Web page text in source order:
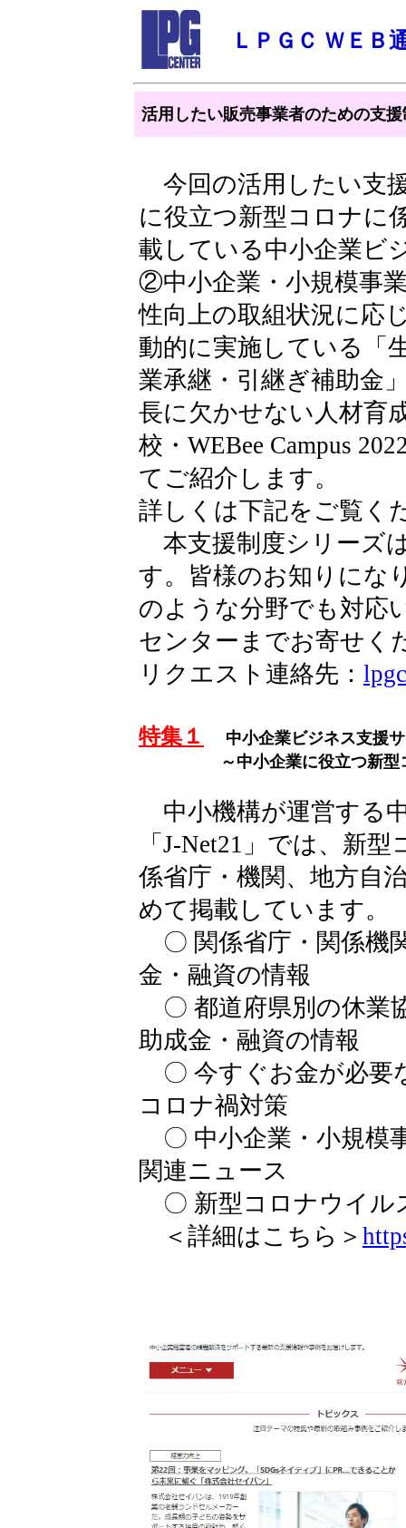
ＬＰＧＣ ＷＥＢ
活用したい販売事業者のための支
今回の活用したい支
に役立つ新型コロナに
載している中小企業ビ
②中小企業・小規模事
性向上の取組状況に応
動的に実施している「
業承継・引継ぎ補助金
長に欠かせない人材育
校・WEBee Campus
てご紹介します。
詳しくは下記をご覧く
本支援制度シリーズ
す。皆様のお知りにな
のような分野でも対応
センターまでお寄せく
リクエスト連絡先：
特集１
中小企業ビジネス支援
～中小企業に役立つ新型
中小機構が運営する
「J-Net21」では、新
係省庁・機関、地方自
めて掲載しています。
〇 関係省庁・関係機
金・融資の情報
〇 都道府県別の休業
助成金・融資の情報
〇 今すぐお金が必要
コロナ禍対策
〇 中小企業・小規模
関連ニュース
〇 新型コロナウイル
＜詳細はこちら＞